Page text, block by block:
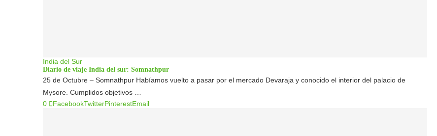
India del Sur
Diario de viaje India del sur: Somnathpur
25 de Octubre – Somnathpur Habíamos vuelto a pasar por el mercado Devaraja y conocido el interior del palacio de
Mysore. Cumplidos objetivos …
0
FacebookTwitterPinterestEmail